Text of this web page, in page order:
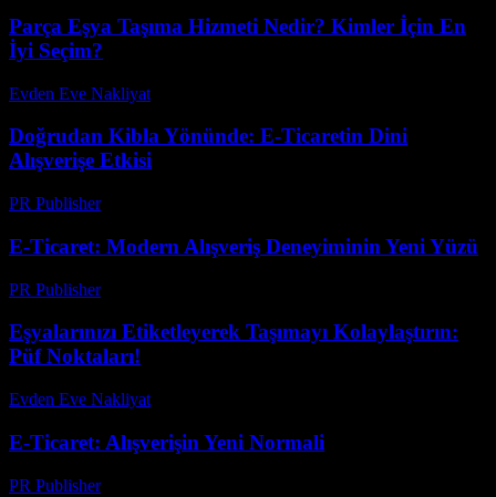
Parça Eşya Taşıma Hizmeti Nedir? Kimler İçin En
İyi Seçim?
Evden Eve Nakliyat
Doğrudan Kibla Yönünde: E-Ticaretin Dini
Alışverişe Etkisi
PR Publisher-
E-Ticaret: Modern Alışveriş Deneyiminin Yeni Yüzü
PR Publisher-
Eşyalarınızı Etiketleyerek Taşımayı Kolaylaştırın:
Püf Noktaları!
Evden Eve Nakliyat
E-Ticaret: Alışverişin Yeni Normali
PR Publisher-